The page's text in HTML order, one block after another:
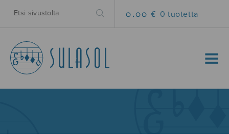
0.00 € 0 tuotetta
MENU